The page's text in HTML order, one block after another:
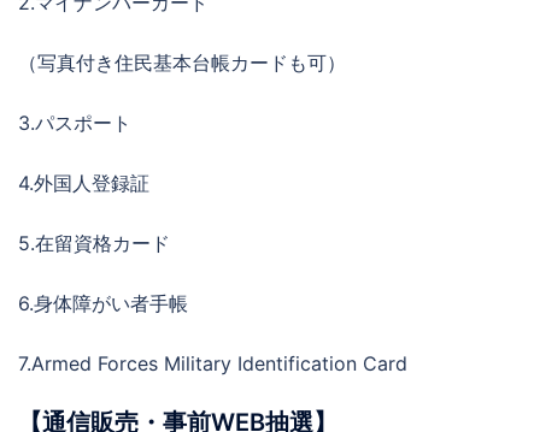
（写真付き住民基本台帳カードも可）
3.パスポート
4.外国人登録証
5.在留資格カード
6.身体障がい者手帳
7.Armed Forces Military Identification Card
【通信販売・事前WEB抽選】